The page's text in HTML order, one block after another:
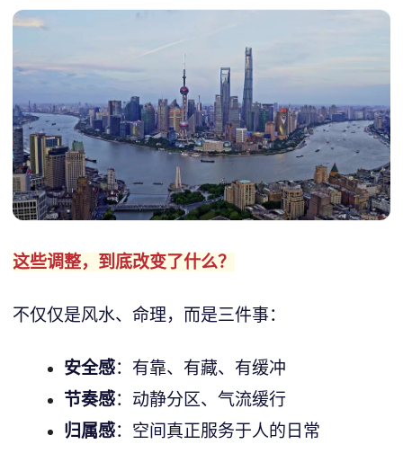
这些调整，到底改变了什么？
不仅仅是风水、命理，而是三件事：
安全感：有靠、有藏、有缓冲
节奏感：动静分区、气流缓行
归属感：空间真正服务于人的日常